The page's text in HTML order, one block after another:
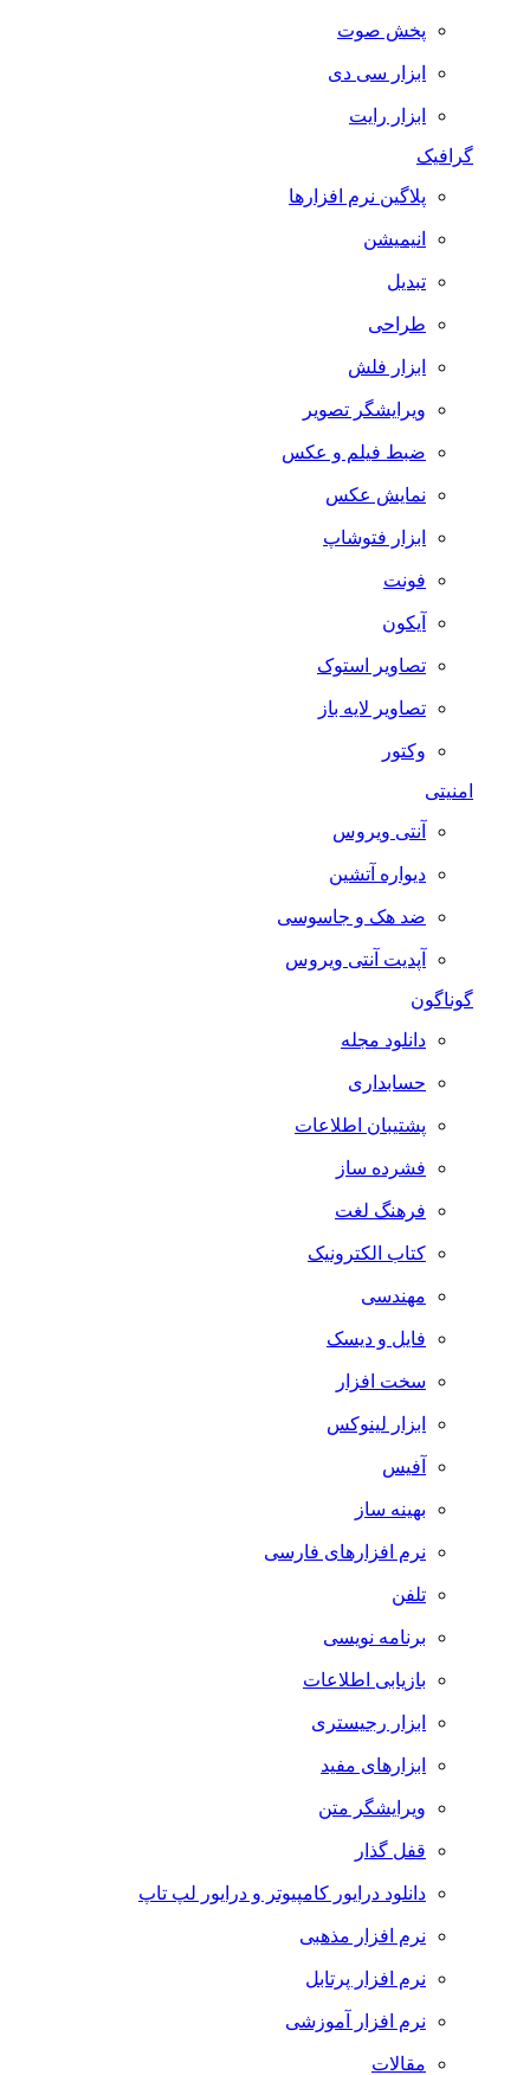
پخش صوت
ابزار سی دی
ابزار رایت
گرافیک
پلاگین نرم افزارها
انیمیشن
تبدیل
طراحی
ابزار فلش
ویرایشگر تصویر
ضبط فيلم و عكس
نمایش عکس
ابزار فتوشاپ
فونت
آیکون
تصاویر استوک
تصاویر لایه باز
وکتور
امنیتی
آنتی ویروس
دیواره آتشین
ضد هک و جاسوسی
آپدیت آنتی ویروس
گوناگون
دانلود مجله
حسابداری
پشتیبان اطلاعات
فشرده ساز
فرهنگ لغت
کتاب الکترونیک
مهندسی
فایل و دیسک
سخت افزار
ابزار لینوکس
آفیس
بهینه ساز
نرم افزارهای فارسی
تلفن
برنامه نویسی
بازیابی اطلاعات
ابزار رجیستری
ابزارهای مفید
ویرایشگر متن
قفل گذار
دانلود درایور کامپیوتر و درایور لپ تاپ
نرم افزار مذهبی
نرم افزار پرتابل
نرم افزار آموزشی
مقالات